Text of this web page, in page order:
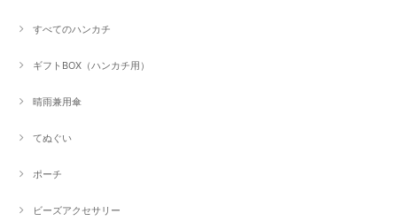
すべてのハンカチ
ギフトBOX（ハンカチ用）
晴雨兼用傘
てぬぐい
ポーチ
ビーズアクセサリー